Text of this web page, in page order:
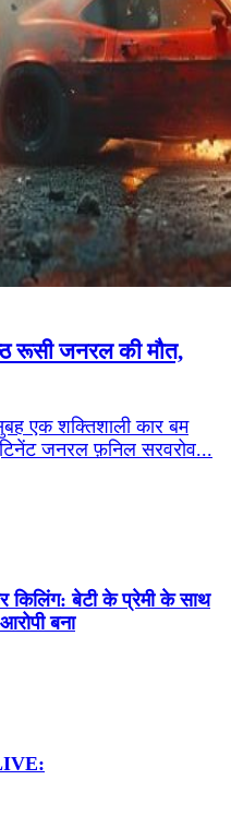
रूसी जनरल की मौत,
एक शक्तिशाली कार बम
जनरल फ़निल सरवरोव...
किलिंग: बेटी के प्रेमी के साथ
बना